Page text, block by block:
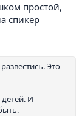
простой,
спикер
Это
И